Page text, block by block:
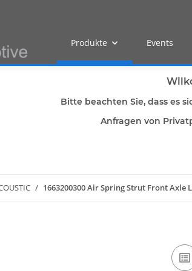
Produkte Events
Bitte beachten Sie, dass es
Anfragen von
1663200300 Air Spring Strut Front Axle